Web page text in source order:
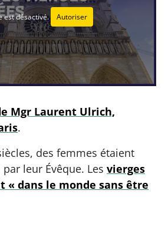
est désactivé. Autoriser
Mgr Laurent Ulrich,
.
des femmes étaient
leur Évêque. Les vierges
« dans le monde sans être